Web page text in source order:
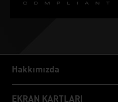
Hakkımızda
Hakkımızda
EKRAN KARTLARI